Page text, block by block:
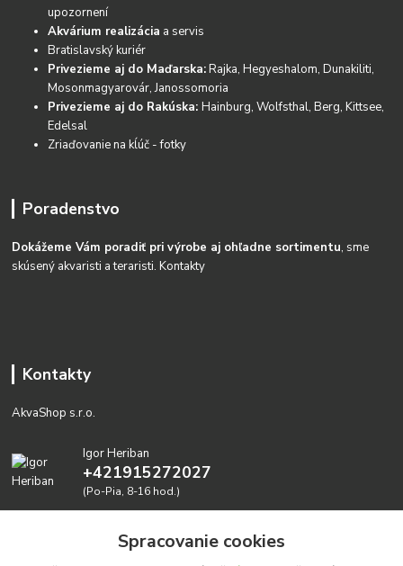
upozornení
Akvárium realizácia a servis
Bratislavský kuriér
Privezieme aj do Maďarska:Rajka, Hegyeshalom, Dunakiliti,
Mosonmagyarovár, Janossomoria
Privezieme aj do Rakúska:Hainburg, Wolfsthal, Berg, Kittsee,
Edelsal
Zriaďovanie na kĺúč - fotky
Poradenstvo
Dokážeme Vám poradiť pri výrobe aj ohľadne sortimentu, sme
skúsený akvaristi a teraristi.Kontakty
Kontakty
AkvaShop s.r.o.
Igor Heriban
+421915272027
(Po-Pia, 8-16 hod.)
Spracovanie cookies